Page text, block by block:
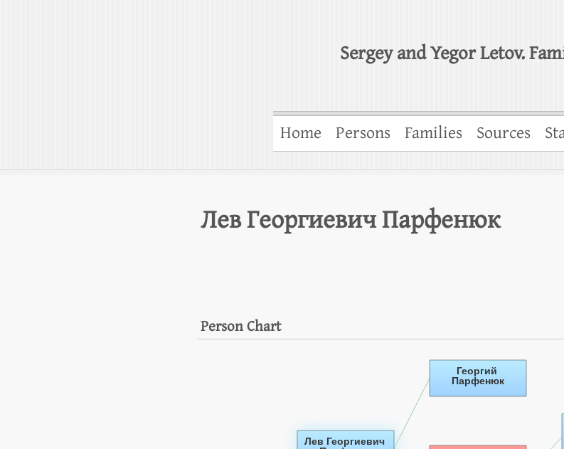
Sergey and Yegor Letov.
Home Persons Families Sources
Лев Георгиевич Парфенюк
Person Chart